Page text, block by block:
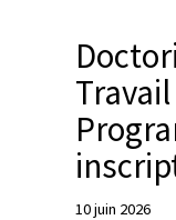
10 juin 2026